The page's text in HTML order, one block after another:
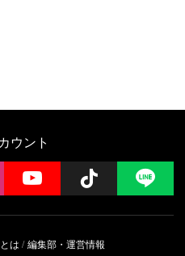
ウント
instagramYouTube Follow
は 編集部・運営情報